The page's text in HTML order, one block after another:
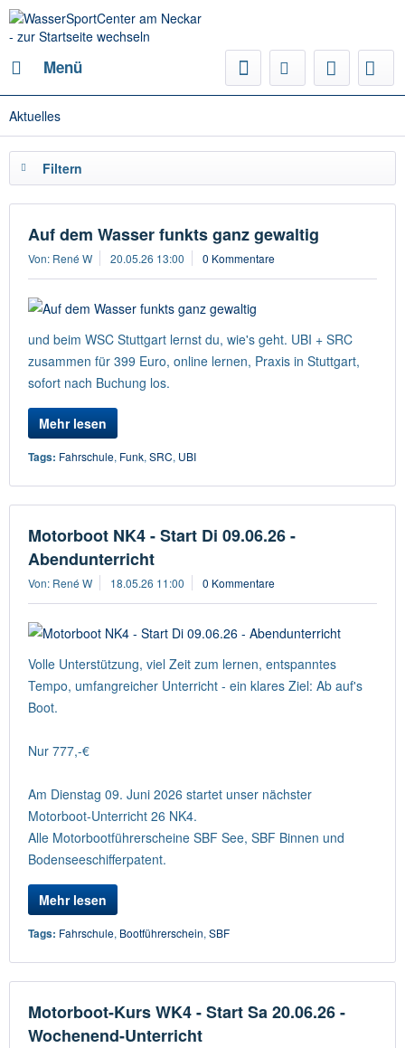
Menü
Aktuelles
Filtern
Auf dem Wasser funkts ganz gewaltig
Von: René W 20.05.26 13:00 0 Kommentare
und beim WSC Stuttgart lernst du, wie's geht. UBI + SRC
zusammen für 399 Euro, online lernen, Praxis in Stuttgart,
sofort nach Buchung los.
Mehr lesen
Tags: Fahrschule, Funk, SRC, UBI
Motorboot NK4 - Start Di 09.06.26 -
Abendunterricht
Von: René W 18.05.26 11:00 0 Kommentare
Volle Unterstützung, viel Zeit zum lernen, entspanntes
Tempo, umfangreicher Unterricht - ein klares Ziel: Ab auf's
Boot.
Nur 777,-€
Am Dienstag 09. Juni 2026 startet unser nächster
Motorboot-Unterricht 26 NK4.
Alle Motorbootführerscheine SBF See, SBF Binnen und
Bodenseeschifferpatent.
Mehr lesen
Tags: Fahrschule, Bootführerschein, SBF
Motorboot-Kurs WK4 - Start Sa 20.06.26 -
Wochenend-Unterricht